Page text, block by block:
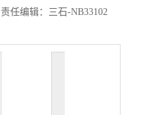
责任编辑：三石-NB33102